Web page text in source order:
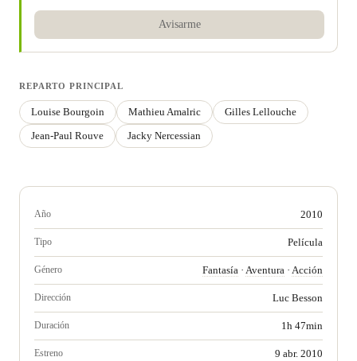
Avisarme
REPARTO PRINCIPAL
Louise Bourgoin Mathieu Amalric
Gilles Lellouche
Jean-Paul Rouve
Jacky Nercessian
Año 2010
Tipo Película
Género Fantasía · Aventura · Acción
Dirección Luc Besson
Duración 1h 47min
Estreno 9 abr. 2010